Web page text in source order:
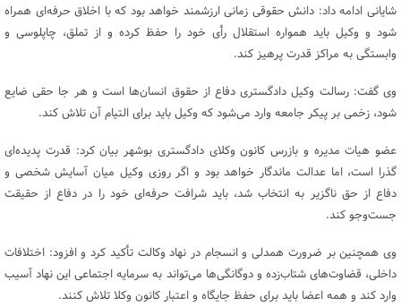
شایانی ادامه داد: دانش حقوقی زمانی ارزشمند خواهد بود که با اخلاق حرفه‌ای همراه
شود و وکیل باید همواره استقلال رأی خود را حفظ کرده و از تملق، چاپلوسی و
وابستگی به مراکز قدرت پرهیز کند.
وی گفت: رسالت وکیل دادگستری دفاع از حقوق انسان‌ها است و هر جا حقی ضایع
شود، زخمی بر پیکر جامعه وارد می‌شود که وکیل باید برای التیام آن تلاش کند.
عضو هیات مدیره و بازرس کانون وکلای دادگستری بوشهر بیان کرد: قدرت پدیده‌ای
گذرا است، اما عدالت ماندگار خواهد بود و اگر روزی وکیل میان آسایش شخصی و
دفاع از حق ناگزیر به انتخاب شد، باید شرافت حرفه‌ای خود را در دفاع از حقیقت
جست‌وجو کند.
وی همچنین بر ضرورت همدلی و انسجام در نهاد وکالت تأکید کرد و افزود: اختلافات
داخلی، قضاوت‌های شتاب‌زده و دوگانگی‌ها می‌تواند به سرمایه اجتماعی این نهاد آسیب
وارد کند و همه اعضا باید برای حفظ جایگاه و اعتبار کانون وکلا تلاش کنند.